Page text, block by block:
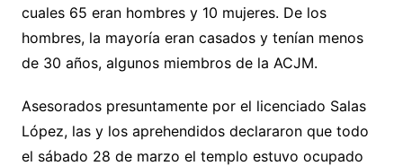
cuales 65 eran hombres y 10 mujeres. De los
hombres, la mayoría eran casados y tenían menos
de 30 años, algunos miembros de la ACJM.
Asesorados presuntamente por el licenciado Salas
López, las y los aprehendidos declararon que todo
el sábado 28 de marzo el templo estuvo ocupado